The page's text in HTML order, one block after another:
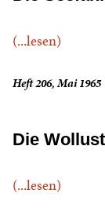
(...lesen)
Heft 206, Mai 1965
Die
(...lesen)